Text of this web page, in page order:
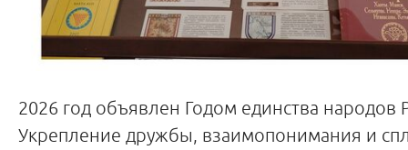
2026 год объявлен Годом единства народов
Укрепление дружбы, взаимопонимания и